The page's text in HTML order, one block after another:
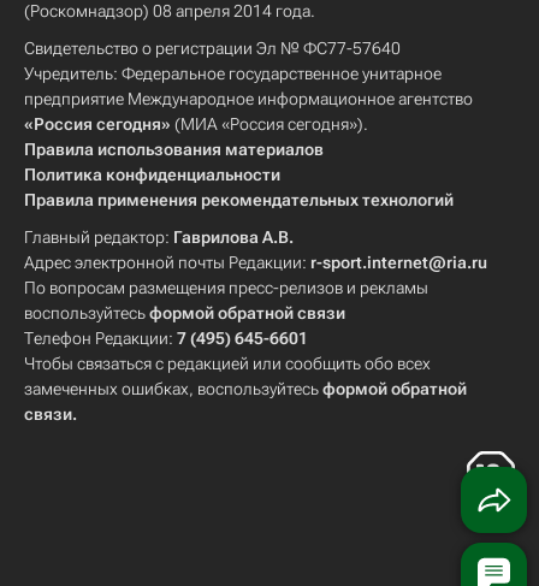
(Роскомнадзор) 08 апреля 2014 года.
Свидетельство о регистрации Эл № ФС77-57640
Учредитель: Федеральное государственное унитарное
предприятие Международное информационное агентство
«Россия сегодня» (МИА «Россия сегодня»).
Правила использования материалов
Политика конфиденциальности
Правила применения рекомендательных технологий
Главный редактор: Гаврилова А.В.
Адрес электронной почты Редакции: r-sport.internet@ria.ru
По вопросам размещения пресс-релизов и рекламы
воспользуйтесьформой обратной связи
Телефон Редакции: 7 (495) 645-6601
Чтобы связаться с редакцией или сообщить обо всех
замеченных ошибках, воспользуйтесьформой обратной
связи.